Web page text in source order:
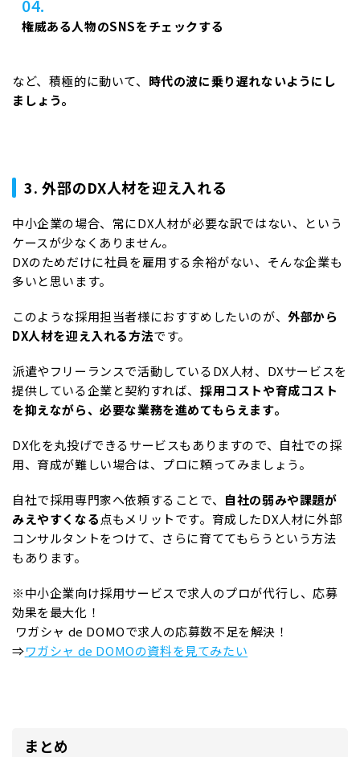
権威ある人物のSNSをチェックする
など、積極的に動いて、 時代の波に乗り遅れないようにし
ましょう。
3. 外部のDX人材を迎え入れる
中小企業の場合、常にDX人材が必要な訳ではない、という
ケースが少なくありません。
DXのためだけに社員を雇用する余裕がない、そんな企業も
多いと思います。
このような採用担当者様におすすめしたいのが、外部から
DX人材を迎え入れる方法です。
派遣やフリーランスで活動しているDX人材、DXサービスを
提供している企業と契約すれば、採用コストや育成コスト
を抑えながら、必要な業務を進めてもらえます。
DX化を丸投げできるサービスもありますので、自社での採
用、育成が難しい場合は、プロに頼ってみましょう。
自社で採用専門家へ依頼することで、 自社の弱みや課題が
みえやすくなる点もメリットです。育成したDX人材に外部
コンサルタントをつけて、さらに育ててもらうという方法
もあります。
※中小企業向け採用サービスで求人のプロが代行し、応募
効果を最大化！
ワガシャ de DOMOで求人の応募数不足を解決！
⇒ワガシャ de DOMOの資料を見てみたい
まとめ